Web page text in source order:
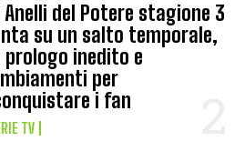
Anelli del Potere stagione 3
su un salto temporale,
prologo inedito e
per
i fan
TV